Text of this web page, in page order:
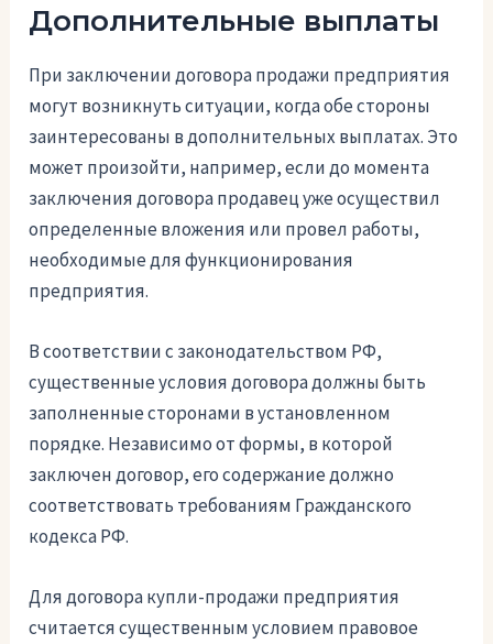
Дополнительные выплаты
При заключении договора продажи предприятия
могут возникнуть ситуации, когда обе стороны
заинтересованы в дополнительных выплатах. Это
может произойти, например, если до момента
заключения договора продавец уже осуществил
определенные вложения или провел работы,
необходимые для функционирования
предприятия.
В соответствии с законодательством РФ,
существенные условия договора должны быть
заполненные сторонами в установленном
порядке. Независимо от формы, в которой
заключен договор, его содержание должно
соответствовать требованиям Гражданского
кодекса РФ.
Для договора купли-продажи предприятия
считается существенным условием правовое